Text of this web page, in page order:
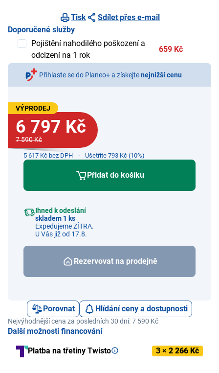
Tisk
Sdílet přes e-mail
Doporučené služby
Pojištění nahodilého poškození a
odcizení na 1 rok
659 Kč
Přihlaste se do Planeo+ a získejtenejnižší cenu
VÝPRODEJ
6 797 Kč
7 590 Kč
5 617 Kč bez DPH Ušetříte 793 Kč (10%)
Přidat do košíku
Ihned k odeslání
skladem 1 ks
Expedujeme ZÍTRA.
U Vás již od 17.8.
Rezervovat na prodejně
Porovnat Hlídání ceny a dostupnosti
Nejvýhodnější cena za posledních 30 dní: 7 590 Kč
Další možnosti financování
Platba na třetiny Twisto 3 × 2 266 Kč